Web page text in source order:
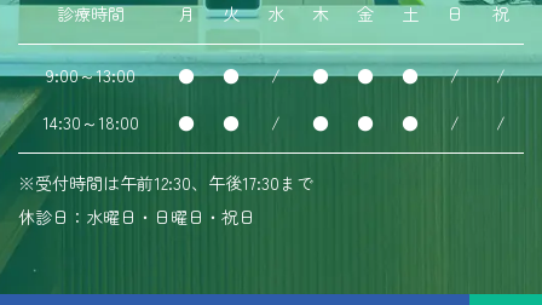
診療時間 月 火 水 木 金 土 日 祝
9:00～13:00 ● ● / ● ● ● /
/
14:30～18:00
● ● / ● ● ● / /
※受付時間は午前12:30、午後17:30まで
休診日：水曜日・日曜日・祝日